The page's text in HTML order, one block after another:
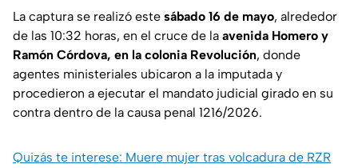
La captura se realizó este sábado 16 de mayo, alrededor
de las 10:32 horas, en el cruce de la avenida Homero y
Ramón Córdova, en la colonia Revolución, donde
agentes ministeriales ubicaron a la imputada y
procedieron a ejecutar el mandato judicial girado en su
contra dentro de la causa penal 1216/2026.
Quizás te interese: Muere mujer tras volcadura de RZR